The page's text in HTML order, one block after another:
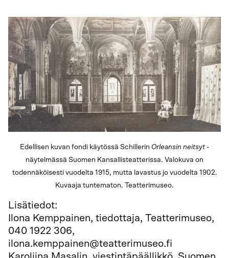
Edellisen kuvan fondi käytössä Schillerin Orleansin neitsyt -
näytelmässä Suomen Kansallisteatterissa. Valokuva on
todennäköisesti vuodelta 1915, mutta lavastus jo vuodelta 1902.
Kuvaaja tuntematon. Teatterimuseo.
Lisätiedot:
Ilona Kemppainen, tiedottaja, Teatterimuseo,
040 1922 306,
ilona.kemppainen@teatterimuseo.fi